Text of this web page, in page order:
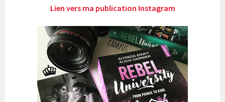
Lien vers ma publication Instagram